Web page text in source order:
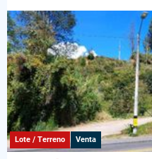
Lote / Terreno Venta